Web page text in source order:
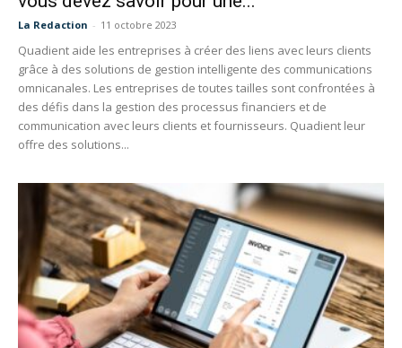
La Redaction - 11 octobre 2023
Quadient aide les entreprises à créer des liens avec leurs clients
grâce à des solutions de gestion intelligente des communications
omnicanales. Les entreprises de toutes tailles sont confrontées à
des défis dans la gestion des processus financiers et de
communication avec leurs clients et fournisseurs. Quadient leur
offre des solutions...